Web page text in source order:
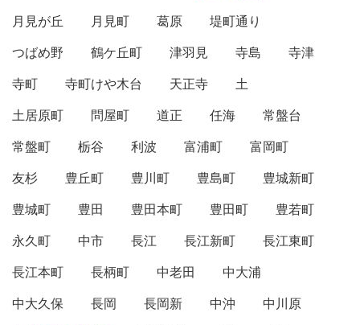
月見が丘
月見町 葛原
堤町通り
つばめ野
鶴ケ丘町 津羽見 寺島
寺津
寺町
寺町けや木台 天正寺
土
土居原町
問屋町 道正 任海
常盤台
常盤町
栃谷 利波 富浦町
富岡町
友杉
豊丘町 豊川町 豊島町
豊城新町
豊城町
豊田 豊田本町 豊田町
豊若町
永久町
中市 長江 長江新町
長江東町
長江本町
長柄町 中老田
中大浦
中大久保
長岡 長岡新 中沖
中川原